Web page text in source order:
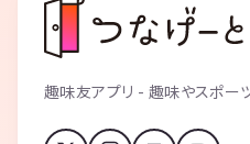
趣味友アプリ - 趣味やスポー